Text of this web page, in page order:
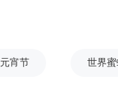
元宵节 世界